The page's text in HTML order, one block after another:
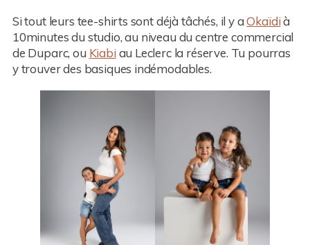
Si tout leurs tee-shirts sont déjà tâchés, il y aOkaïdià
10minutes du studio, au niveau du centre commercial
de Duparc, ou Kiabi au Leclerc la réserve. Tu pourras
y trouver des basiques indémodables.